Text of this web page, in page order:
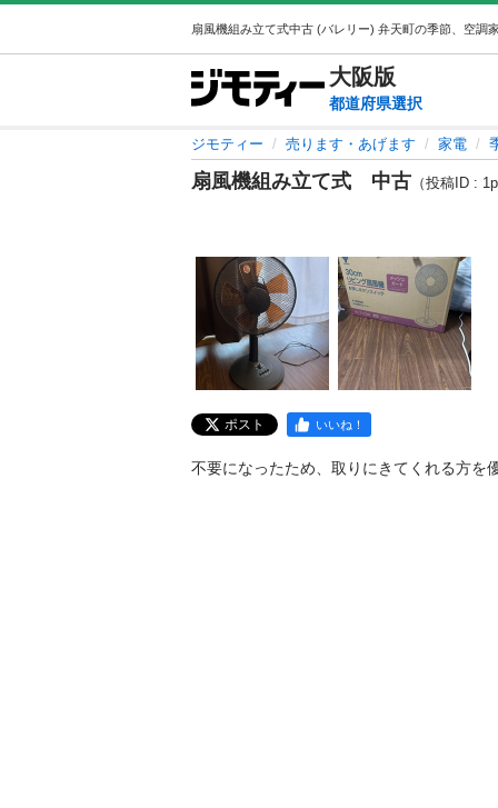
大阪版
都道府県選択
ジモティー 売ります・あげます 家電
扇風機組み立て式 中古 （投稿ID :
ポスト いいね！
不要になったため、取りにきてくれる方を